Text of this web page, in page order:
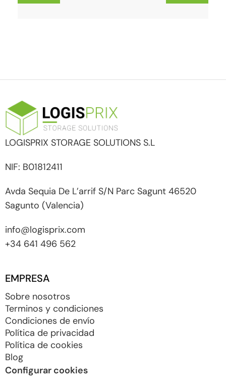
LOGISPRIX STORAGE SOLUTIONS S.L
NIF: B01812411
Avda Sequia De L’arrif S/N Parc Sagunt 46520
Sagunto (Valencia)
info@logisprix.com
+34 641 496 562
EMPRESA
Sobre nosotros
Terminos y condiciones
Condiciones de envío
Política de privacidad
Política de cookies
Blog
Configurar cookies